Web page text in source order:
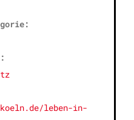
leben-in-